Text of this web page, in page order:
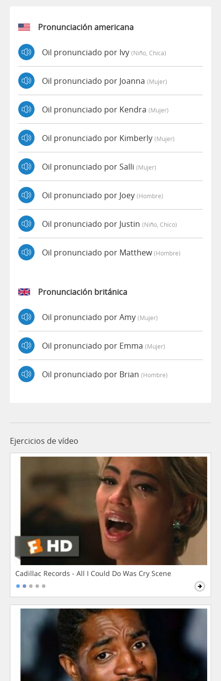
Pronunciación americana
Oil pronunciado por Ivy (niño, Chica)
Oil pronunciado por Joanna (mujer)
Oil pronunciado por Kendra (mujer)
Oil pronunciado por Kimberly (mujer)
Oil pronunciado por Salli (mujer)
Oil pronunciado por Joey (hombre)
Oil pronunciado por Justin (niño, Chico)
Oil pronunciado por Matthew(hombre)
Pronunciación británica
Oil pronunciado por Amy (mujer)
Oil pronunciado por Emma (mujer)
Oil pronunciado por Brian (hombre)
Ejercicios de vídeo
Cadillac Records - All I Could Do Was Cry Scene